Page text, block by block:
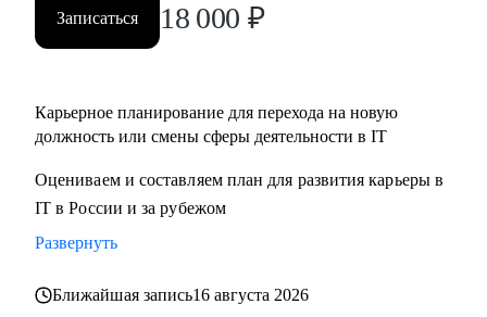
Записаться 18 000 ₽
Карьерное планирование для перехода на новую
должность или смены сферы деятельности в IT
Оцениваем и составляем план для развития карьеры в
IT в России и за рубежом
Развернуть
Ближайшая запись16 августа 2026